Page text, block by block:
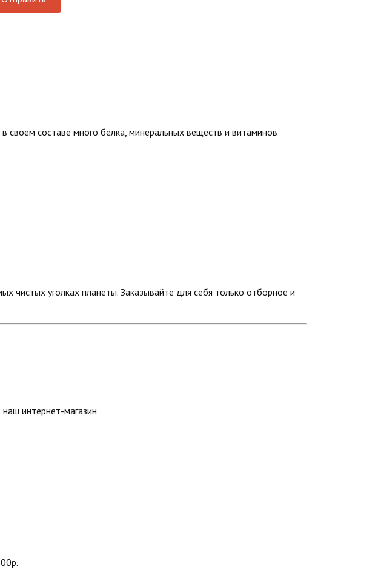
своем составе много белка, минеральных веществ и витаминов
уголках планеты. Заказывайте для себя только отборное и
интернет-магазин